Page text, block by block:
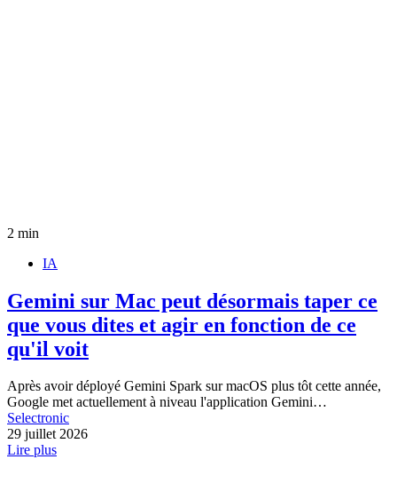
2 min
IA
Gemini sur Mac peut désormais taper ce
que vous dites et agir en fonction de ce
qu'il voit
Après avoir déployé Gemini Spark sur macOS plus tôt cette année,
Google met actuellement à niveau l'application Gemini…
Selectronic
29 juillet 2026
Lire plus